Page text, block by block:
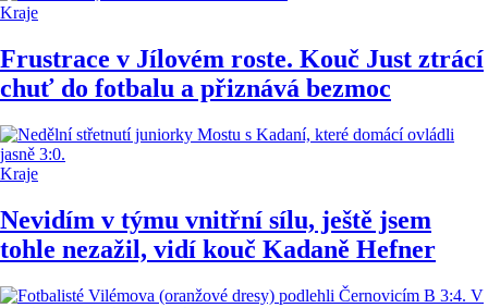
Kraje
Frustrace v Jílovém roste. Kouč Just ztrácí
chuť do fotbalu a přiznává bezmoc
Kraje
Nevidím v týmu vnitřní sílu, ještě jsem
tohle nezažil, vidí kouč Kadaně Hefner